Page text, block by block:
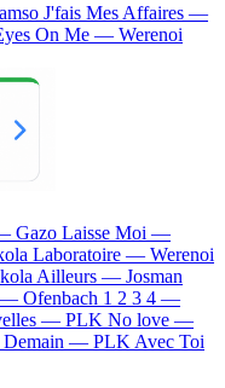
J'fais Mes Affaires —
On Me — Werenoi
Gazo Laisse Moi —
Laboratoire — Werenoi
Ailleurs — Josman
— Ofenbach 1 2 3 4 —
— PLK No love —
Demain — PLK Avec Toi